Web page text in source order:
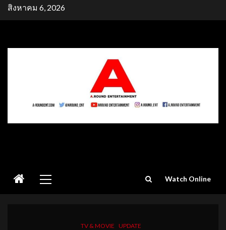
Skipสิงหาคม 6, 2026
Menu
Watch Online
TV & MOVIE UPDATE